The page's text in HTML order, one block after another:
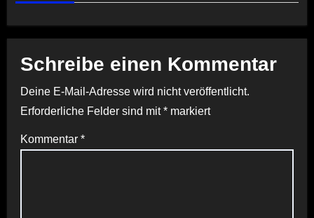
Schreibe einen Kommentar
Deine E-Mail-Adresse wird nicht veröffentlicht.
Erforderliche Felder sind mit*markiert
Kommentar *